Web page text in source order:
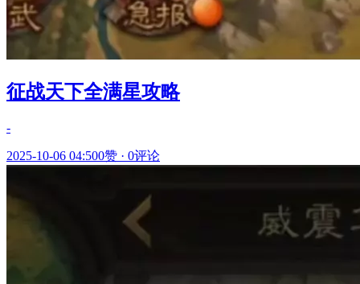
征战天下全满星攻略
-
2025-10-06 04:500赞 · 0评论